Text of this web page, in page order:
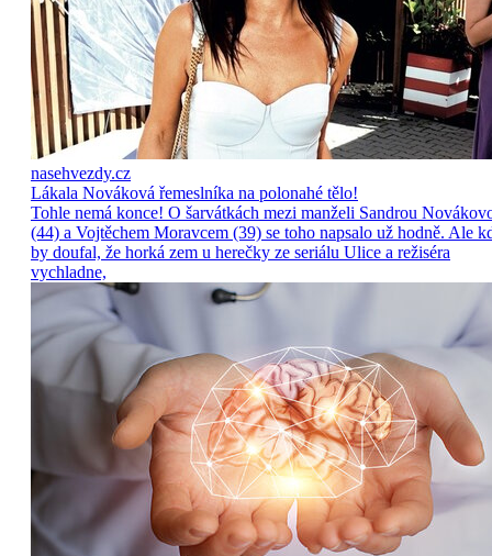
nasehvezdy.cz
Lákala Nováková řemeslníka na polonahé tělo!
Tohle nemá konce! O šarvátkách mezi manželi Sandrou
(44) a Vojtěchem Moravcem (39) se toho napsalo už hodně. Ale
by doufal, že horká zem u herečky ze seriálu Ulice a režiséra
vychladne,